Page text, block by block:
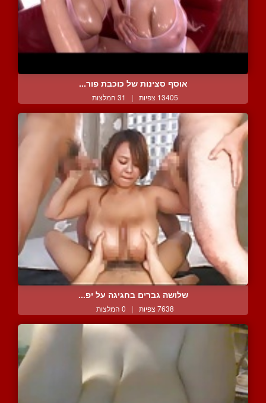
אוסף סצינות של כוכבת פור...
13405 צפיות | 31 המלצות
שלושה גברים בחגיגה על יפ...
7638 צפיות | 0 המלצות